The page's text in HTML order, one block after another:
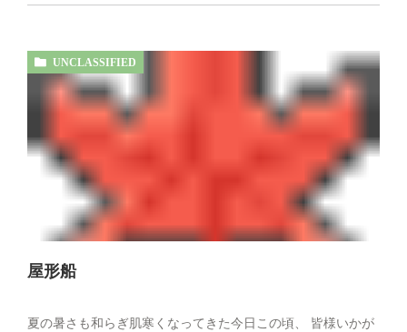
UNCLASSIFIED
屋形船
夏の暑さも和らぎ肌寒くなってきた今日この頃、 皆様いかが